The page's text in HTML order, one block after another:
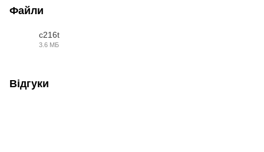
Файли
c216t
3.6 МБ
Відгуки